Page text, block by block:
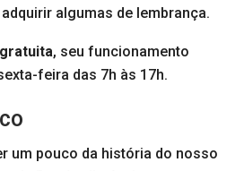
algumas de lembrança.
, seu funcionamento
feira das 7h às 17h.
um pouco da história do nosso